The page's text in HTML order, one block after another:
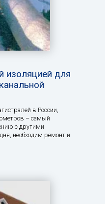
изоляцией для
в России,
– самый
с другими
необходим ремонт и